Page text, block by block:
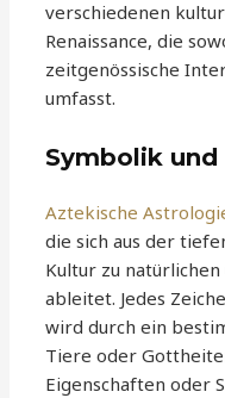
verschiedenen
Renaissance, die
zeitgenössische
umfasst.
Symbolik und
Aztekische
die sich aus der
Kultur zu
ableitet. Jedes
wird durch ein
Tiere oder
Eigenschaften oder